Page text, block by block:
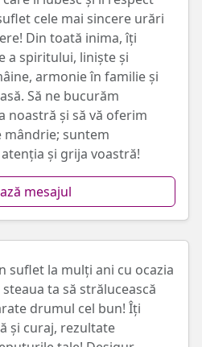
cele mai sincere urări
Din toată inima, îți
a spiritului, liniște și
armonie în familie și
Să ne bucurăm
noastră și să vă oferim
mândrie; suntem
și grija voastră!
mesajul
suflet la mulți ani cu ocazia
ta să strălucească
drumul cel bun! Îți
și curaj, rezultate